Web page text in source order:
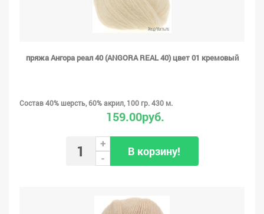
пряжа Ангора реал 40 (ANGORA REAL 40) цвет 01 кремовый
Состав 40% шерсть, 60% акрил, 100 гр. 430 м.
159.00руб.
+
-
В корзину!